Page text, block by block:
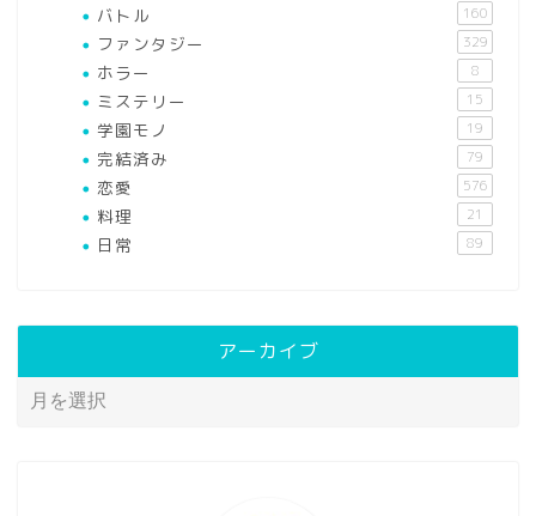
バトル 160
ファンタジー 329
ホラー 8
ミステリー 15
学園モノ 19
完結済み 79
恋愛 576
料理 21
日常 89
アーカイブ